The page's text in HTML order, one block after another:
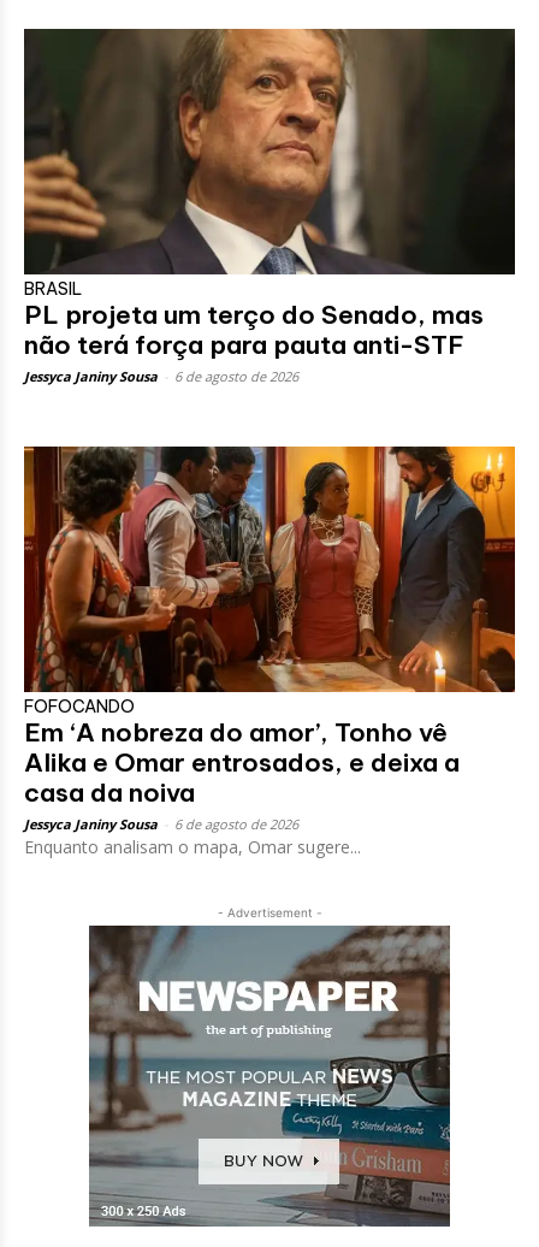
BRASIL
PL projeta um terço do Senado, mas
não terá força para pauta anti-STF
Jessyca Janiny Sousa 6 de agosto de 2026
FOFOCANDO
Em ‘A nobreza do amor’, Tonho vê
Alika e Omar entrosados, e deixa a
casa da noiva
Jessyca Janiny Sousa 6 de agosto de 2026
Enquanto analisam o mapa, Omar sugere...
- Advertisement -